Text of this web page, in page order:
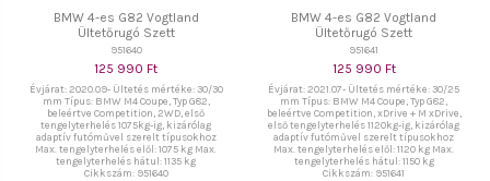
BMW 4-es G82 Vogtland
Ültetőrugó Szett
951640
125 990 Ft
Évjárat: 2020.09- Ültetés mértéke: 30/30
mm Típus: BMW M4 Coupe, Typ G82,
beleértve Competition, 2WD, első
tengelyterhelés 1075kg-ig, kizárólag
adaptív futóművel szerelt típusokhoz
Max. tengelyterhelés elől: 1075 kg Max.
tengelyterhelés hátul: 1135 kg
Cikkszám: 951640
BMW 4-es G82 Vogtland
Ültetőrugó Szett
951641
125 990 Ft
Évjárat: 2021.07- Ültetés mértéke: 30/25
mm Típus: BMW M4 Coupe, Typ G82,
beleértve Competition, xDrive + M xDrive,
első tengelyterhelés 1120kg-ig, kizárólag
adaptív futóművel szerelt típusokhoz
Max. tengelyterhelés elől: 1120 kg Max.
tengelyterhelés hátul: 1150 kg
Cikkszám: 951641